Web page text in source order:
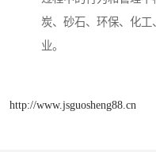
炭、砂石、环保、化
业。
http://www.jsguosheng88.cn